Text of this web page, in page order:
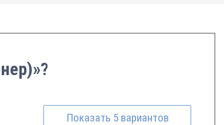
Показать 5 вариантов